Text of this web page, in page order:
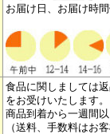
お届け日、お届け時
食品に関しましては
をお受けいたします。
商品到着から一週間
（送料、手数料はお